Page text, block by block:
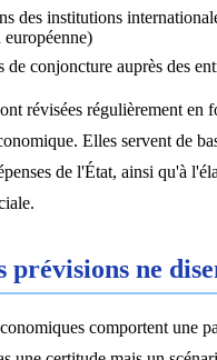
des institutions
de conjoncture auprès des
révisées régulièrement en
Elles servent de
de l'État, ainsi qu'à
prévisions ne
comportent une